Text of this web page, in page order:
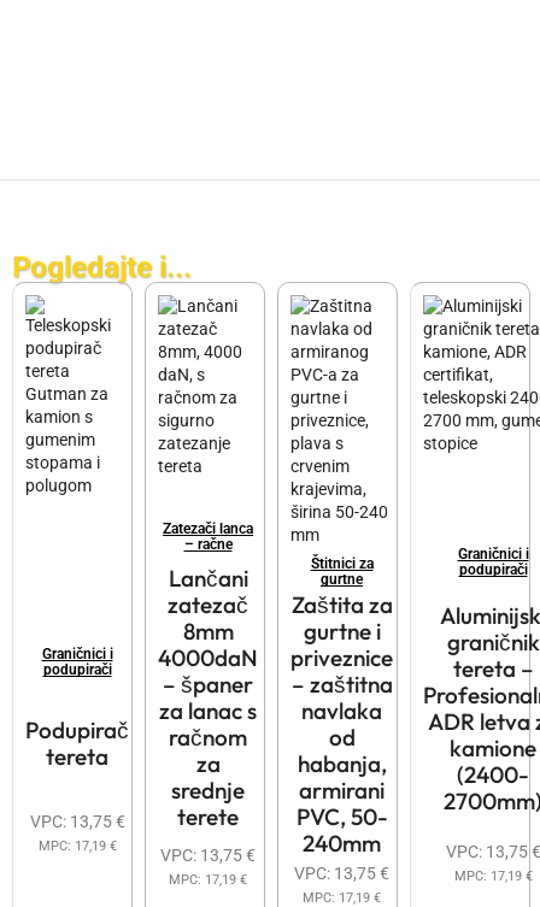
Pogledajte i...
Graničnici i
podupirači
Podupirač
tereta
VPC: 13,75€
MPC: 17,19 €
Zatezači lanca
– račne
Lančani
zatezač
8mm
4000daN
– španer
za lanac s
račnom
za
srednje
terete
VPC: 13,75€
MPC: 17,19 €
Štitnici za
gurtne
Zaštita za
gurtne i
priveznice
– zaštitna
navlaka
od
habanja,
armirani
PVC, 50-
240mm
VPC: 13,75€
MPC: 17,19 €
Graničnici i
podupirači
graničnik
tereta –
ADR letva
kamione
(2400-
VPC: 13,75€
MPC: 17,19 €